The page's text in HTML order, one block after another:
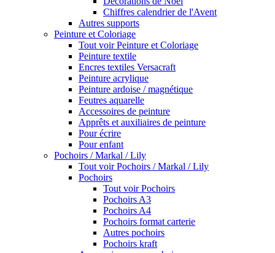
Chiffres calendrier de l'Avent
Autres supports
Peinture et Coloriage
Tout voir Peinture et Coloriage
Peinture textile
Encres textiles Versacraft
Peinture acrylique
Peinture ardoise / magnétique
Feutres aquarelle
Accessoires de peinture
Apprêts et auxiliaires de peinture
Pour écrire
Pour enfant
Pochoirs / Markal / Lily
Tout voir Pochoirs / Markal / Lily
Pochoirs
Tout voir Pochoirs
Pochoirs A3
Pochoirs A4
Pochoirs format carterie
Autres pochoirs
Pochoirs kraft